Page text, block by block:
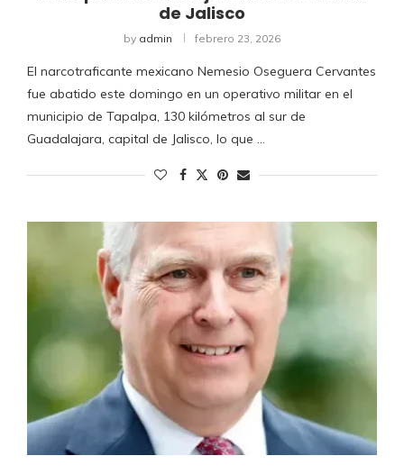
de Jalisco
by admin febrero 23, 2026
El narcotraficante mexicano Nemesio Oseguera Cervantes
fue abatido este domingo en un operativo militar en el
municipio de Tapalpa, 130 kilómetros al sur de
Guadalajara, capital de Jalisco, lo que …